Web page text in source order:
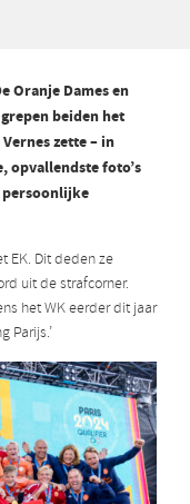
Oranje Dames en
beiden het
zette – in
opvallendste foto’s
persoonlijke
EK. Dit deden ze
uit de strafcorner.
het WK eerder dit jaar
Parijs.’